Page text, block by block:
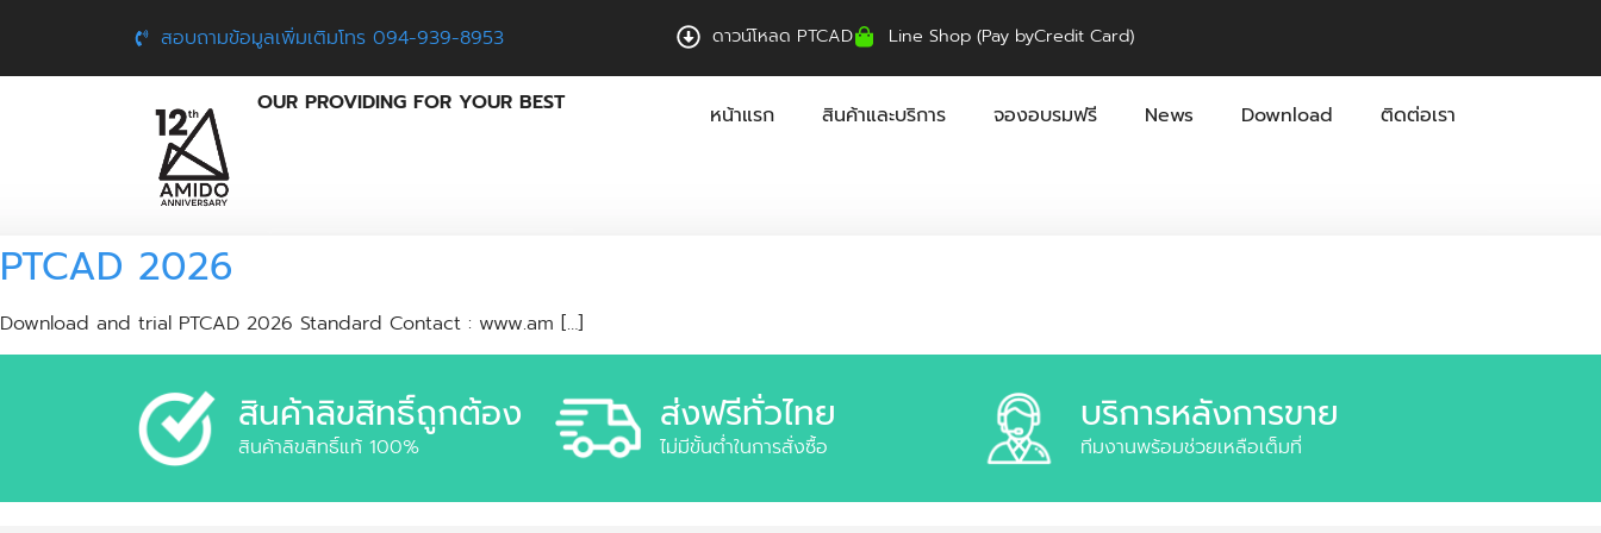
สอบถามข้อมูลเพิ่มเติมโทร 094-939-8953 ดาวน์โหลด PTCAD Line Shop (Pay byCredit Card)
OUR PROVIDING FOR YOUR BEST หน้าแรก สินค้าและบริการ จองอบรมฟรี News Download ติดต่อเรา
PTCAD 2026
Download and trial PTCAD 2026 Standard Contact : www.am […]
สินค้าลิขสิทธิ์ถูกต้อง
สินค้าลิขสิทธิ์แท้ 100%
ส่งฟรีทั่วไทย
ไม่มีขั้นต่ำในการสั่งซื้อ
บริการหลังการขาย
ทีมงานพร้อมช่วยเหลือเต็มที่